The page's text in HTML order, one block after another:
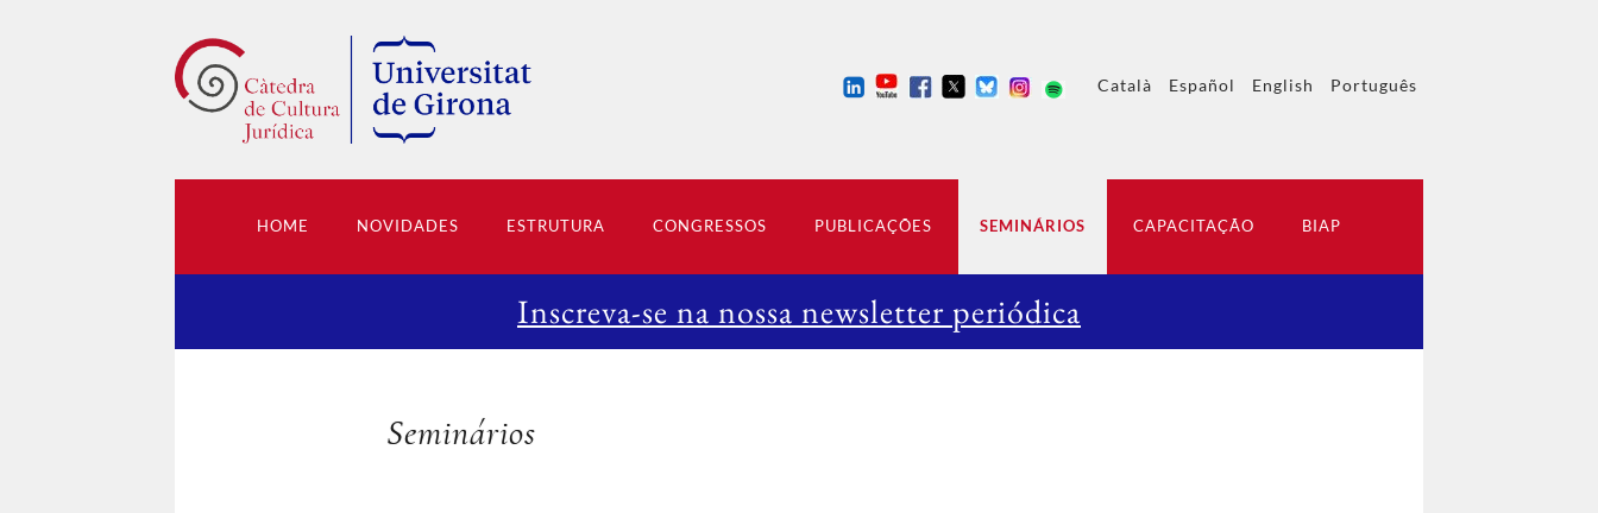
Català Español English Português
HOME NOVIDADES ESTRUTURA CONGRESSOS PUBLICAÇÕES SEMINÁRIOS CAPACITAÇÃO BIAP
Inscreva-se na nossa newsletter periódica
Seminários